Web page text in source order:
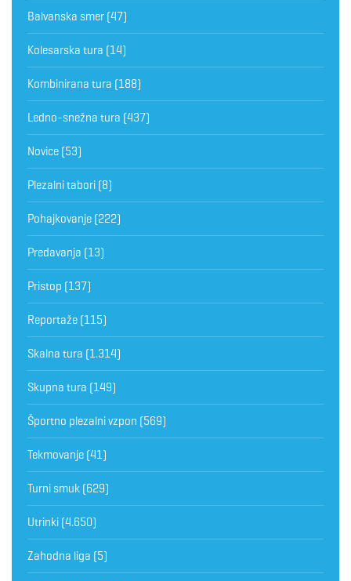
Balvanska smer (47)
Kolesarska tura (14)
Kombinirana tura (188)
Ledno-snežna tura (437)
Novice (53)
Plezalni tabori (8)
Pohajkovanje (222)
Predavanja (13)
Pristop (137)
Reportaže (115)
Skalna tura (1.314)
Skupna tura (149)
Športno plezalni vzpon (569)
Tekmovanje (41)
Turni smuk (629)
Utrinki (4.650)
Zahodna liga (5)